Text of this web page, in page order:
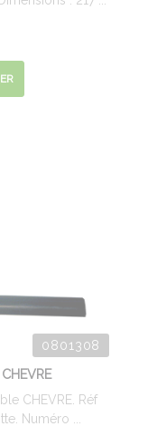
0801308
CHEVRE. Réf
Numéro ...